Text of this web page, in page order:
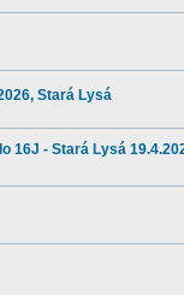
Stará Lysá
16J - Stará Lysá